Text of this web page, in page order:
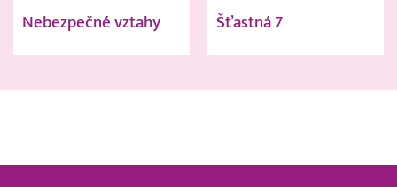
Nebezpečné vztahy Šťastná 7